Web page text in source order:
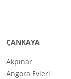
ÇANKAYA
Akpınar
Angora Evleri